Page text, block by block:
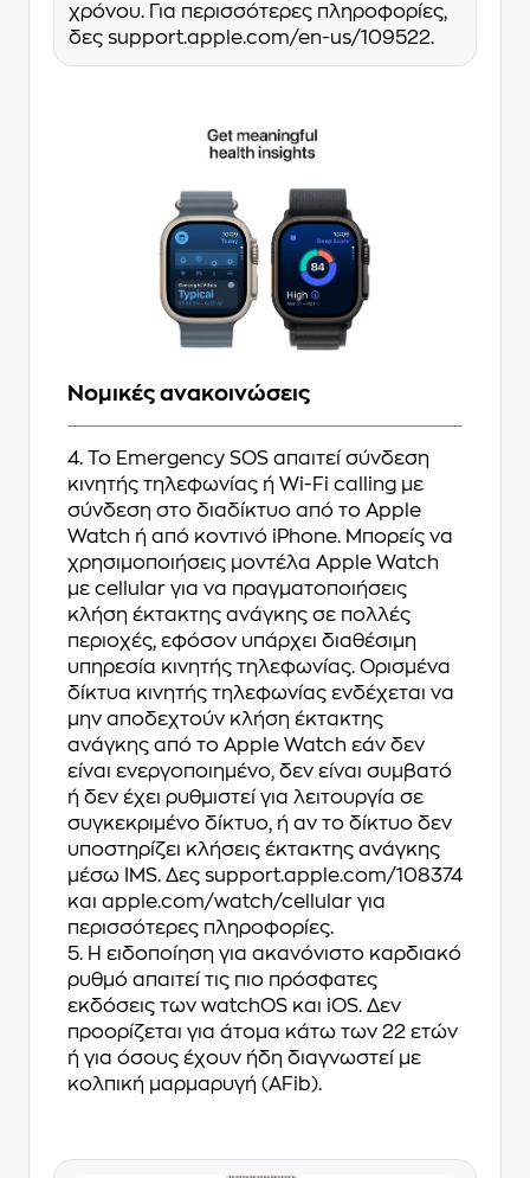
χρόνου. Για περισσότερες πληροφορίες,
δες support.apple.com/en-us/109522.
Νομικές ανακοινώσεις
4. Το Emergency SOS απαιτεί σύνδεση
κινητής τηλεφωνίας ή Wi-Fi calling με
σύνδεση στο διαδίκτυο από το Apple
Watch ή από κοντινό iPhone. Μπορείς να
χρησιμοποιήσεις μοντέλα Apple Watch
με cellular για να πραγματοποιήσεις
κλήση έκτακτης ανάγκης σε πολλές
περιοχές, εφόσον υπάρχει διαθέσιμη
υπηρεσία κινητής τηλεφωνίας. Ορισμένα
δίκτυα κινητής τηλεφωνίας ενδέχεται να
μην αποδεχτούν κλήση έκτακτης
ανάγκης από το Apple Watch εάν δεν
είναι ενεργοποιημένο, δεν είναι συμβατό
ή δεν έχει ρυθμιστεί για λειτουργία σε
συγκεκριμένο δίκτυο, ή αν το δίκτυο δεν
υποστηρίζει κλήσεις έκτακτης ανάγκης
μέσω IMS. Δες support.apple.com/108374
και apple.com/watch/cellular για
περισσότερες πληροφορίες.
5. Η ειδοποίηση για ακανόνιστο καρδιακό
ρυθμό απαιτεί τις πιο πρόσφατες
εκδόσεις των watchOS και iOS. Δεν
προορίζεται για άτομα κάτω των 22 ετών
ή για όσους έχουν ήδη διαγνωστεί με
κολπική μαρμαρυγή (AFib).